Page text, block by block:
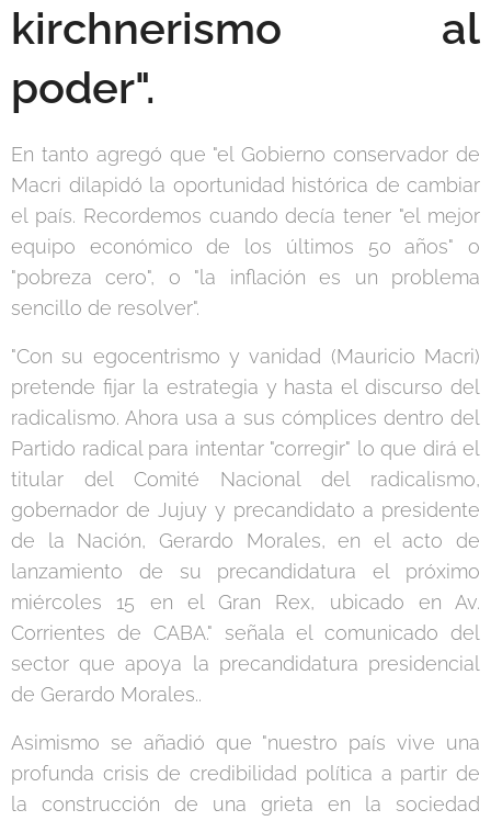
kirchnerismo al
poder".
En tanto agregó que "el Gobierno conservador de
Macri dilapidó la oportunidad histórica de cambiar
el país. Recordemos cuando decía tener "el mejor
equipo económico de los últimos 50 años" o
"pobreza cero", o "la inflación es un problema
sencillo de resolver".
"Con su egocentrismo y vanidad (Mauricio Macri)
pretende fijar la estrategia y hasta el discurso del
radicalismo. Ahora usa a sus cómplices dentro del
Partido radical para intentar "corregir" lo que dirá el
titular del Comité Nacional del radicalismo,
gobernador de Jujuy y precandidato a presidente
de la Nación, Gerardo Morales, en el acto de
lanzamiento de su precandidatura el próximo
miércoles 15 en el Gran Rex, ubicado en Av.
Corrientes de CABA." señala el comunicado del
sector que apoya la precandidatura presidencial
de Gerardo Morales..
Asimismo se añadió que "nuestro país vive una
profunda crisis de credibilidad política a partir de
la construcción de una grieta en la sociedad